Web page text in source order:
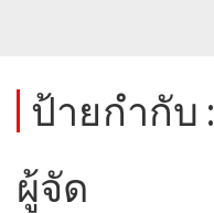
ป้ายกำกับ :
ผู้จัด